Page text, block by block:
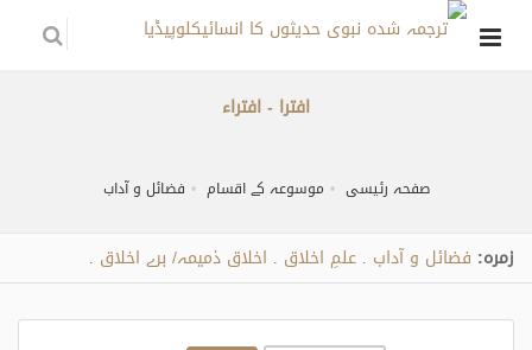
افترا - افتراء
صفحہ رئیسی موسوعہ کے اقسام فضائل و آداب
زمره: فضائل و آداب علمِ اخلاق اخلاق ذمیمہ/ برے اخلاق